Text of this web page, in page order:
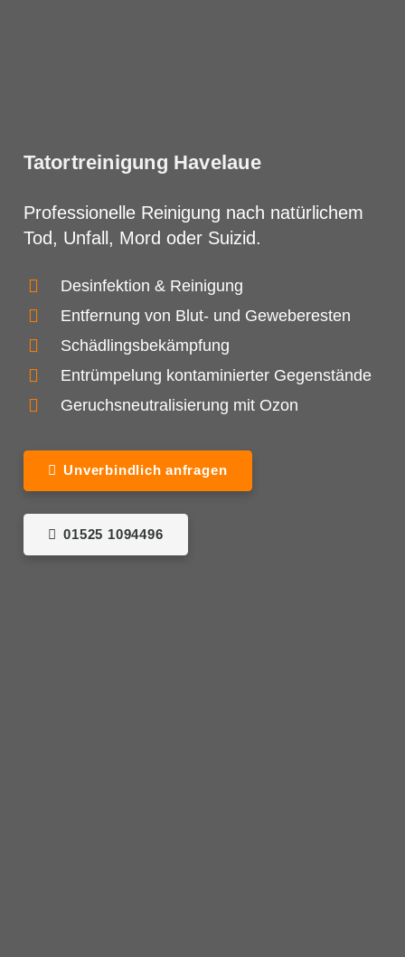
Tatortreinigung Havelaue
Professionelle Reinigung nach natürlichem
Tod, Unfall, Mord oder Suizid.
Desinfektion & Reinigung
Entfernung von Blut- und Geweberesten
Schädlingsbekämpfung
Entrümpelung kontaminierter Gegenstände
Geruchsneutralisierung mit Ozon
Unverbindlich anfragen
01525 1094496